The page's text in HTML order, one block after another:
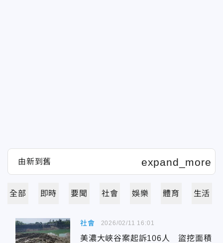
全部 即時 要聞 社會 娛樂 體育 生活
社會
美濃大峽谷案起訴106人 盜挖面積
2026/02/11 16:01